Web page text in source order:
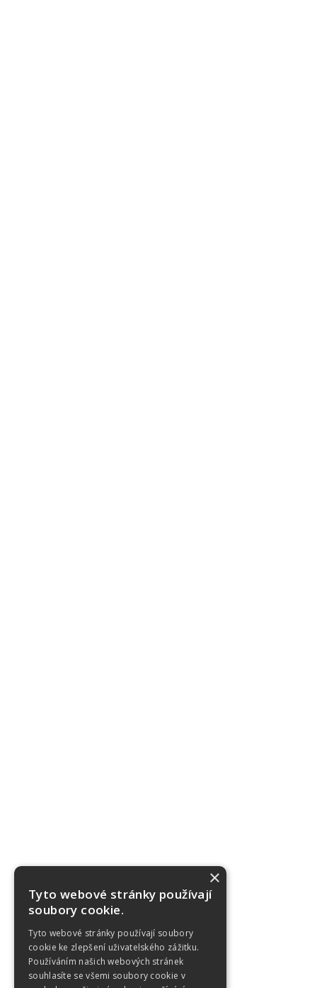
×
Tyto webové stránky používají
soubory cookie.
Tyto webové stránky používají soubory
cookie ke zlepšení uživatelského zážitku.
Používáním našich webových stránek
souhlasíte se všemi soubory cookie v